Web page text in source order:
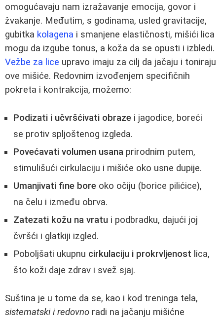
omogućavaju nam izražavanje emocija, govor i
žvakanje. Međutim, s godinama, usled gravitacije,
gubitka kolagena i smanjene elastičnosti, mišići lica
mogu da izgube tonus, a koža da se opusti i izbledi.
Vežbe za lice upravo imaju za cilj da jačaju i toniraju
ove mišiće. Redovnim izvođenjem specifičnih
pokreta i kontrakcija, možemo:
Podizati i učvršćivati obraze i jagodice, boreći
se protiv spljoštenog izgleda.
Povećavati volumen usana prirodnim putem,
stimulišući cirkulaciju i mišiće oko usne dupije.
Umanjivati fine bore oko očiju (borice pilićice),
na čelu i između obrva.
Zatezati kožu na vratu i podbradku, dajući joj
čvršći i glatkiji izgled.
Poboljšati ukupnu cirkulaciju i prokrvljenost lica,
što koži daje zdrav i svež sjaj.
Suština je u tome da se, kao i kod treninga tela,
sistematski i redovno radi na jačanju mišićne